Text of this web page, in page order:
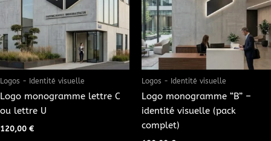
Logos - Identité visuelle
Logo monogramme lettre C
ou lettre U
120,00 €
Logos - Identité visuelle
Logo monogramme “B” –
identité visuelle (pack
complet)